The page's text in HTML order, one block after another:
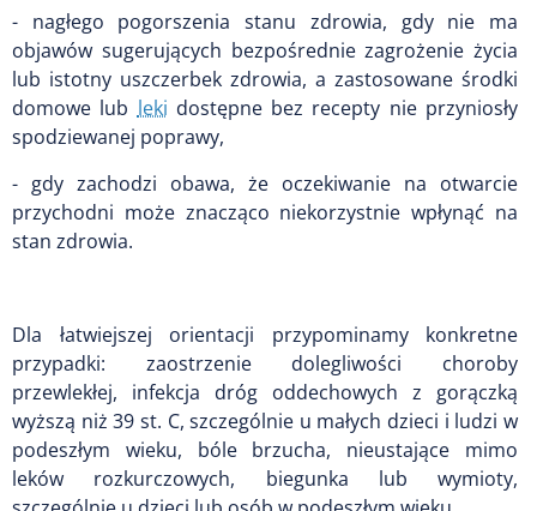
- nagłego pogorszenia stanu zdrowia, gdy nie ma
objawów sugerujących bezpośrednie zagrożenie życia
lub istotny uszczerbek zdrowia, a zastosowane środki
domowe lub leki dostępne bez recepty nie przyniosły
spodziewanej poprawy,
- gdy zachodzi obawa, że oczekiwanie na otwarcie
przychodni może znacząco niekorzystnie wpłynąć na
stan zdrowia.
Dla łatwiejszej orientacji przypominamy konkretne
przypadki: zaostrzenie dolegliwości choroby
przewlekłej, infekcja dróg oddechowych z gorączką
wyższą niż 39 st. C, szczególnie u małych dzieci i ludzi w
podeszłym wieku, bóle brzucha, nieustające mimo
leków rozkurczowych, biegunka lub wymioty,